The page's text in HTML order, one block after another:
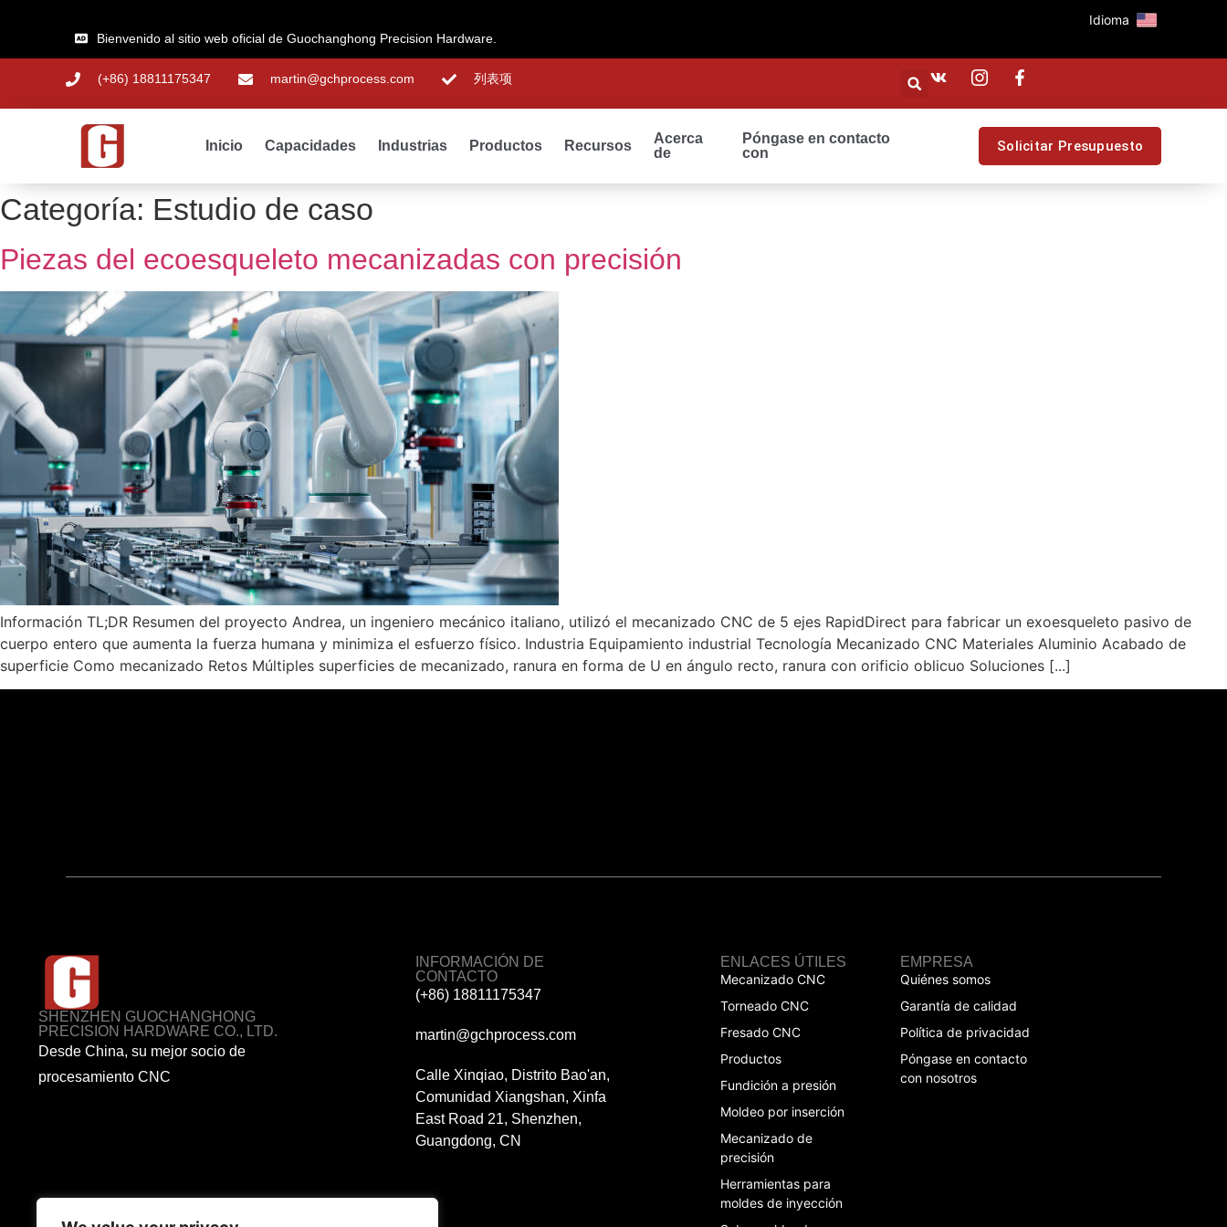
Bienvenido al sitio web oficial de Guochanghong Precision Hardware.
Idioma
(+86) 18811175347 martin@gchprocess.com 列表项
Inicio Capacidades Industrias Productos Recursos
Acerca
de
Póngase en contacto
con
Solicitar Presupuesto
Categoría: Estudio de caso
Piezas del ecoesqueleto mecanizadas con precisión
Información TL;DR Resumen del proyecto Andrea, un ingeniero mecánico italiano, utilizó el mecanizado CNC de 5 ejes RapidDirect para fabricar un exoesqueleto pasivo de
cuerpo entero que aumenta la fuerza humana y minimiza el esfuerzo físico. Industria Equipamiento industrial Tecnología Mecanizado CNC Materiales Aluminio Acabado de
superficie Como mecanizado Retos Múltiples superficies de mecanizado, ranura en forma de U en ángulo recto, ranura con orificio oblicuo Soluciones [...]
SHENZHEN GUOCHANGHONG
PRECISION HARDWARE CO., LTD.
Desde China, su mejor socio de
procesamiento CNC
INFORMACIÓN DE
CONTACTO
(+86) 18811175347
martin@gchprocess.com
Calle Xinqiao, Distrito Bao'an,
Comunidad Xiangshan, Xinfa
East Road 21, Shenzhen,
Guangdong, CN
ENLACES ÚTILES
Mecanizado CNC
Torneado CNC
Fresado CNC
Productos
Fundición a presión
Moldeo por inserción
Mecanizado de
precisión
Herramientas para
moldes de inyección
EMPRESA
Quiénes somos
Garantía de calidad
Política de privacidad
Póngase en contacto
con nosotros